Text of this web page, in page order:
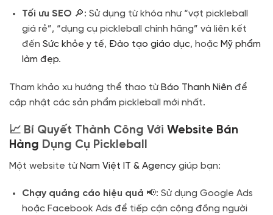
Tối ưu SEO 🔎: Sử dụng từ khóa như “vợt pickleball
giá rẻ”, “dụng cụ pickleball chính hãng” và liên kết
đến Sức khỏe y tế, Đào tạo giáo dục, hoặc Mỹ phẩm
làm đẹp.
Tham khảo xu hướng thể thao từ Báo Thanh Niên để
cập nhật các sản phẩm pickleball mới nhất.
📈 Bí Quyết Thành Công Với Website Bán
Hàng Dụng Cụ Pickleball
Một website từ Nam Việt IT & Agency giúp bạn:
Chạy quảng cáo hiệu quả 📢: Sử dụng Google Ads
hoặc Facebook Ads để tiếp cận cộng đồng người